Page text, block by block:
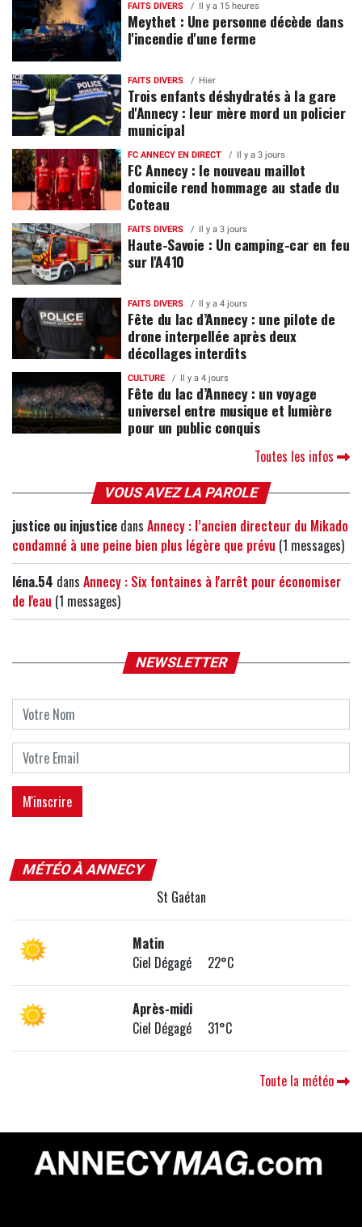
FAITS DIVERS Il y a 15 heures
Meythet : Une personne décède dans
l'incendie d'une ferme
FAITS DIVERS Hier
Trois enfants déshydratés à la gare
d'Annecy : leur mère mord un policier
municipal
FC ANNECY EN DIRECT Il y a 3 jours
FC Annecy : le nouveau maillot
domicile rend hommage au stade du
Coteau
FAITS DIVERS Il y a 3 jours
Haute-Savoie : Un camping-car en feu
sur l'A410
FAITS DIVERS Il y a 4 jours
Fête du lac d’Annecy : une pilote de
drone interpellée après deux
décollages interdits
CULTURE Il y a 4 jours
Fête du lac d’Annecy : un voyage
universel entre musique et lumière
pour un public conquis
Toutes les infos
VOUS AVEZ LA PAROLE
justice ou injustice dans Annecy : l’ancien directeur du Mikado
condamné à une peine bien plus légère que prévu (1 messages)
léna.54 dans Annecy : Six fontaines à l'arrêt pour économiser
de l'eau (1 messages)
NEWSLETTER
MÉTÉO À ANNECY
St Gaétan
Matin
Ciel Dégagé 22°C
Après-midi
Ciel Dégagé 31°C
Toute la météo